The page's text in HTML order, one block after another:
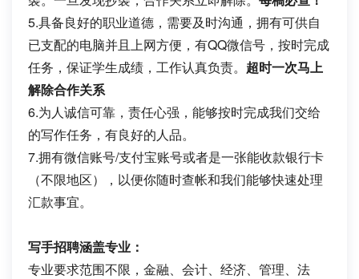
5.具备良好的职业道德，需要及时沟通，拥有可供自
已支配的电脑并且上网方便，有QQ微信号，按时完成
任务，保证学生成绩，工作认真负责。 超时一次马上
解除合作关系
6.为人诚信可靠，责任心强，能够按时完成我们交给
的写作任务，有良好的人品。
7.拥有微信账号/支付宝账号或者是一张能收款银行卡
（不限地区），以便你随时查帐和我们能够快速处理
汇款事宜。
写手招聘涵盖专业：
专业要求范围不限，金融、会计、经济、管理、法